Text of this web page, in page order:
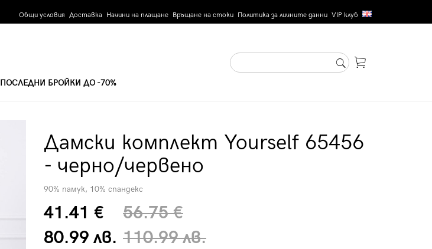
Общи условия Доставка Начини на плащане Връщане на стоки Политика за личните данни VIP клуб
ПОСЛЕДНИ БРОЙКИ ДО -70%
Дамски комплект Yourself 65456
- черно/червено
90% памук, 10% спандекс
41.41 €
80.99 лв.
56.75 €
110.99 лв.